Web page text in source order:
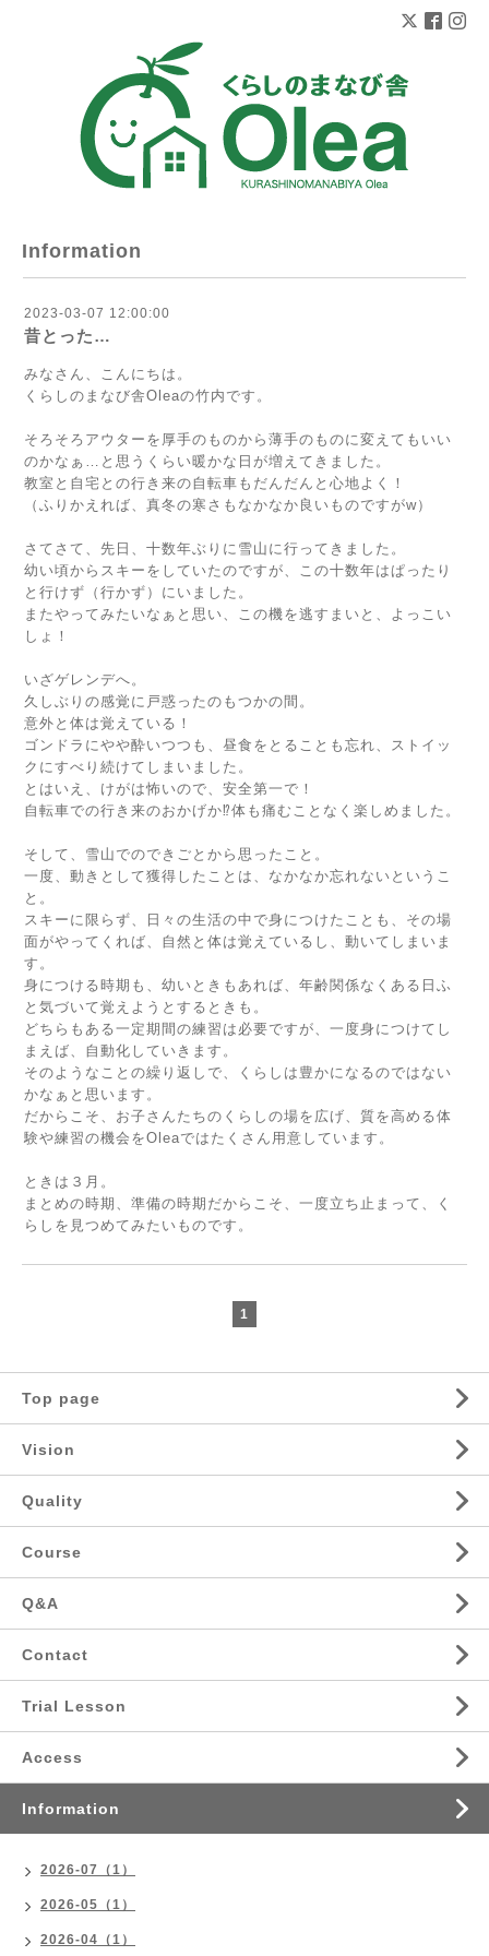
Information
2023-03-07 12:00:00
昔とった…
みなさん、こんにちは。
くらしのまなび舎Oleaの竹内です。
そろそろアウターを厚手のものから薄手のものに変えてもいい
のかなぁ…と思うくらい暖かな日が増えてきました。
教室と自宅との行き来の自転車もだんだんと心地よく！
（ふりかえれば、真冬の寒さもなかなか良いものですがw）
さてさて、先日、十数年ぶりに雪山に行ってきました。
幼い頃からスキーをしていたのですが、この十数年はぱったり
と行けず（行かず）にいました。
またやってみたいなぁと思い、この機を逃すまいと、よっこい
しょ！
いざゲレンデへ。
久しぶりの感覚に戸惑ったのもつかの間。
意外と体は覚えている！
ゴンドラにやや酔いつつも、昼食をとることも忘れ、ストイッ
クにすべり続けてしまいました。
とはいえ、けがは怖いので、安全第一で！
自転車での行き来のおかげか⁉体も痛むことなく楽しめました。
そして、雪山でのできごとから思ったこと。
一度、動きとして獲得したことは、なかなか忘れないというこ
と。
スキーに限らず、日々の生活の中で身につけたことも、その場
面がやってくれば、自然と体は覚えているし、動いてしまいま
す。
身につける時期も、幼いときもあれば、年齢関係なくある日ふ
と気づいて覚えようとするときも。
どちらもある一定期間の練習は必要ですが、一度身につけてし
まえば、自動化していきます。
そのようなことの繰り返しで、くらしは豊かになるのではない
かなぁと思います。
だからこそ、お子さんたちのくらしの場を広げ、質を高める体
験や練習の機会をOleaではたくさん用意しています。
ときは３月。
まとめの時期、準備の時期だからこそ、一度立ち止まって、く
らしを見つめてみたいものです。
1
Top page
Vision
Quality
Course
Q&A
Contact
Trial Lesson
Access
Information
2026-07（1）
2026-05（1）
2026-04（1）